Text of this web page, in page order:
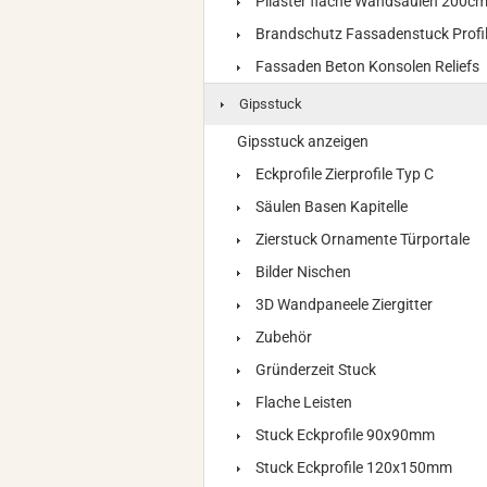
Brandschutz Fassadenstuck
Fassaden Beton Konsolen Reliefs
Gipsstuck
Gipsstuck anzeigen
Eckprofile Zierprofile Typ C
Säulen Basen Kapitelle
Zierstuck Ornamente Türportale
Bilder Nischen
3D Wandpaneele Ziergitter
Zubehör
Gründerzeit Stuck
Flache Leisten
Stuck Eckprofile 90x90mm
Stuck Eckprofile 120x150mm